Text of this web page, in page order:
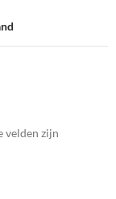
velden zijn